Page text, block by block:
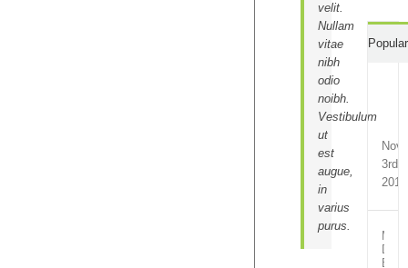
velit.
Nullam
vitae
nibh
odio
noibh.
Vestibulum
ut
est
augue,
in
varius
purus.
Popular
3rd,
2014
Dui
Et